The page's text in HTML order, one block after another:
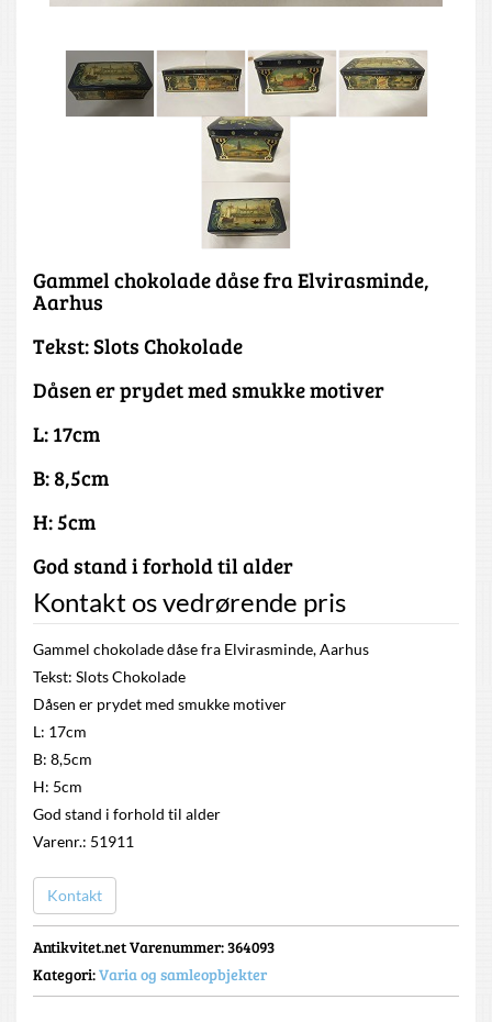
Gammel chokolade dåse fra Elvirasminde,
Aarhus
Tekst: Slots Chokolade
Dåsen er prydet med smukke motiver
L: 17cm
B: 8,5cm
H: 5cm
God stand i forhold til alder
Kontakt os vedrørende pris
Gammel chokolade dåse fra Elvirasminde, Aarhus
Tekst: Slots Chokolade
Dåsen er prydet med smukke motiver
L: 17cm
B: 8,5cm
H: 5cm
God stand i forhold til alder
Varenr.: 51911
Kontakt
Antikvitet.net Varenummer: 364093
Kategori:Varia og samleopbjekter